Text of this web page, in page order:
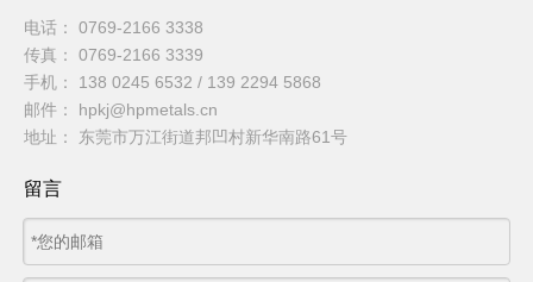
电话： 0769-2166 3338
传真： 0769-2166 3339
手机： 138 0245 6532 / 139 2294 5868
邮件： hpkj@hpmetals.cn
地址： 东莞市万江街道邦凹村新华南路61号
留言